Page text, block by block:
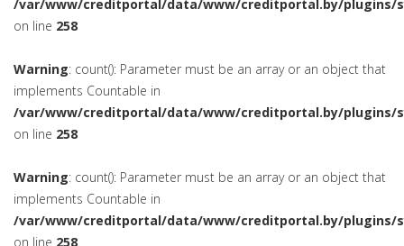
/var/www/creditportal/data/www/creditportal.by/plugins/
on line 258
Warning: count(): Parameter must be an array or an object that
implements Countable in
/var/www/creditportal/data/www/creditportal.by/plugins/
on line 258
Warning: count(): Parameter must be an array or an object that
implements Countable in
/var/www/creditportal/data/www/creditportal.by/plugins/
on line 258